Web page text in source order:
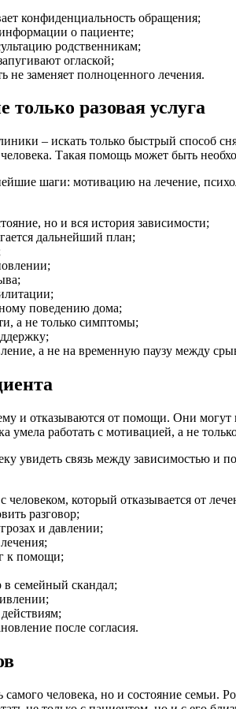
конфиденциальность обращения;
о пациенте;
родственникам;
оглаской;
не заменяет полноценного лечения.
разовая услуга
– искать только быстрый способ
Такая помощь может быть
шаги: мотивацию на лечение,
но и вся история зависимости;
дальнейший план;
поведению дома;
а не только симптомы;
а не на временную паузу между
и отказываются от помощи. Они могут
работать с мотивацией, а не
увидеть связь между зависимостью и
человеком, который отказывается от
разговор;
и давлении;
к помощи;
в семейный скандал;
после согласия.
самого человека, но и состояние